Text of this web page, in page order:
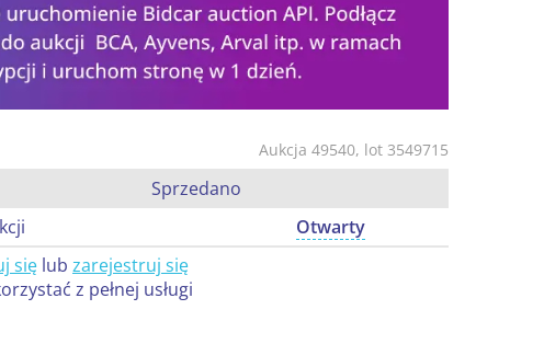
Aukcja 49540, lot 3549715
Sprzedano
Otwarty
się lub zarejestruj się
z pełnej usługi